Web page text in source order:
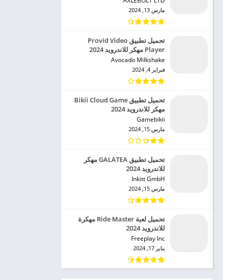
مارس 13, 2024
تحميل تطبيق Provid Video
Player مهكر للاندرويد 2024
Avocado Milkshake‏
فبراير 4, 2024
تحميل تطبيق Bikii Cloud Game
مهكر للاندرويد 2024
Gamebikii‏
مارس 15, 2024
تحميل تطبيق GALATEA مهكر
للاندرويد 2024
Inkitt GmbH‏
مارس 15, 2024
تحميل لعبة Ride Master مهكرة
للاندرويد 2024
Freeplay Inc‏
يناير 17, 2024